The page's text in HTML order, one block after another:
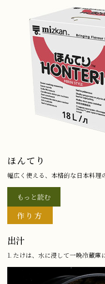
ほんてり
幅広く使える、本格的な日本料理
もっと読む
作り方
出汁
1. たけは、水に浸して一晩冷蔵庫